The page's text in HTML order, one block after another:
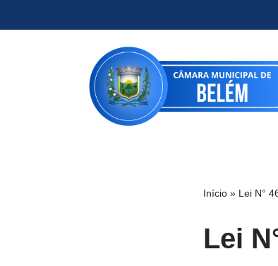
Início » Lei N°
Lei